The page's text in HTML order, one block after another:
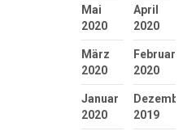
Mai
2020
April
2020
März
2020
Februar
2020
Januar
2020
2019